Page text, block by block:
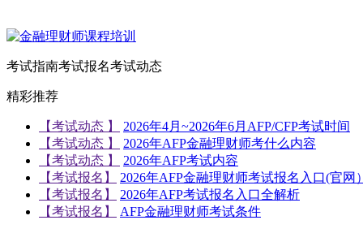
考试指南考试报名考试动态
精彩推荐
【考试动态 】
2026年4月~2026年6月AFP/CFP考试时间
【考试动态 】
2026年AFP金融理财师考什么内容
【考试动态 】
2026年AFP考试内容
【考试报名】
2026年AFP金融理财师考试报名入口(官网）
【考试报名】
2026年AFP考试报名入口全解析
【考试报名】
AFP金融理财师考试条件